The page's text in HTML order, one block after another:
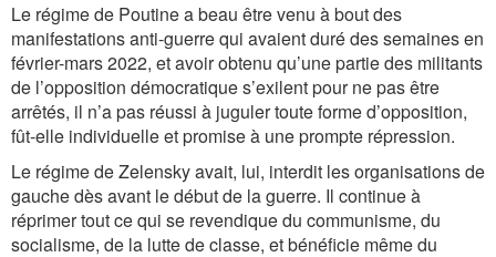
Le régime de Poutine a beau être venu à bout des
manifestations anti-guerre qui avaient duré des semaines en
février-mars 2022, et avoir obtenu qu’une partie des militants
de l’opposition démocratique s’exilent pour ne pas être
arrêtés, il n’a pas réussi à juguler toute forme d’opposition,
fût-elle individuelle et promise à une prompte répression.
Le régime de Zelensky avait, lui, interdit les organisations de
gauche dès avant le début de la guerre. Il continue à
réprimer tout ce qui se revendique du communisme, du
socialisme, de la lutte de classe, et bénéficie même du